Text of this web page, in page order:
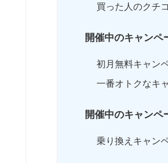
買った人のクチ
開催中のキャン
初月無料キャン
一番オトクなキ
開催中のキャン
乗り換えキャン